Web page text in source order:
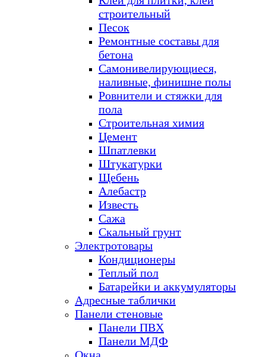
строительный
Песок
Ремонтные составы для
бетона
Самонивелирующиеся,
наливные, финишне полы
Ровнители и стяжки для
пола
Строительная химия
Цемент
Шпатлевки
Штукатурки
Щебень
Алебастр
Известь
Сажа
Скальный грунт
Электротовары
Кондиционеры
Теплый пол
Батарейки и аккумуляторы
Адресные таблички
Панели стеновые
Панели ПВХ
Панели МДФ